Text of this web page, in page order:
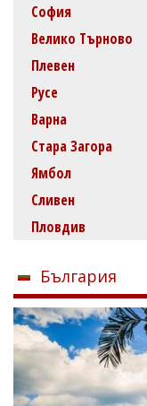
София
Велико Търново
Плевен
Русе
Варна
Стара Загора
Ямбол
Сливен
Пловдив
България